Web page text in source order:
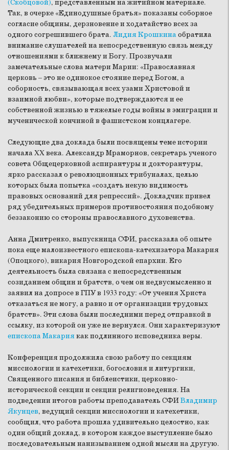
(Скобцовой), представленным на житийном материале.
Так, в очерке «Единодушные братья» показаны соборное
согласие общины, дерзновение и ходатайство всех за
одного согрешившего брата. Лидия Крошкинаобратила
внимание слушателей на непосредственную связь между
отношениями к ближнему и Богу. Прозвучали
замечательные слова матери Марии: «Православная
церковь – это не одинокое стояние перед Богом, а
соборность, связывающая всех узами Христовой и
взаимной любви», которые подтверждаются и ее
собственной жизнью в тяжелые годы войны в эмиграции и
мученической кончиной в фашистском концлагере.
Следующие два доклада были посвящены теме истории
начала XX века. Александр Мраморнов, секретарь ученого
совета Общецерковной аспирантуры и докторантуры,
ярко рассказал о революционных трибуналах, целью
которых была попытка «создать некую видимость
правовых оснований для репрессий». Докладчик привел
ряд убедительных примеров противостояния подобному
беззаконию со стороны православного духовенства.
Анна Дмитренко, выпускница СФИ, рассказала об опыте
пока еще малоизвестного епископа-катехизатора Макария
(Опоцкого), викария Новгородской епархии. Его
деятельность была связана с непосредственным
созиданием общин и братств, о чем он недвусмысленно и
заявил на допросе в ГПУ в 1933 году: «От учения Христа
отказаться не могу, а равно и от организации трудовых
братств». Эти слова были последними перед отправкой в
ссылку, из которой он уже не вернулся. Они характеризуют
епископа Макариякак подлинного исповедника веры.
Конференция продолжила свою работу по секциям
миссиологии и катехетики, богословия и литургики,
Священного писания и библеистики, церковно-
исторической секции и секции религиоведения. На
подведении итогов работы преподаватель СФИВладимир
Якунцев, ведущий секции миссиологии и катехетики,
сообщил, что работа прошла удивительно целостно, как
один общий доклад, в котором каждое выступление было
последовательным нанизыванием одной мысли на другую.